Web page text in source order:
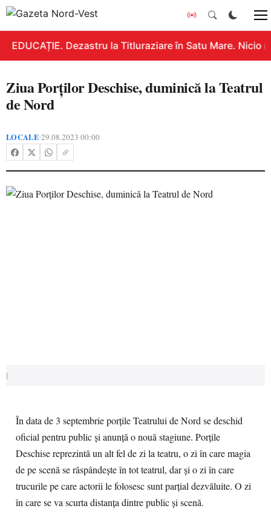
EDUCAȚIE. Dezastru la Titluraziare în Satu Mare. Nicio
Ziua Porților Deschise, duminică la Teatrul
de Nord
LOCALE•29.08.2023 00:00
|
În data de 3 septembrie porțile Teatrului de Nord se deschid
oficial pentru public și anunță o nouă stagiune. Porțile
Deschise reprezintă un alt fel de zi la teatru, o zi în care magia
de pe scenă se răspândește în tot teatrul, dar și o zi în care
trucurile pe care actorii le folosesc sunt parțial dezvăluite. O zi
în care se va scurta distanța dintre public și scenă.